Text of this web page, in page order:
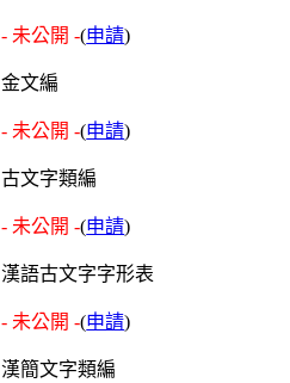
- 未公開 -(申請)
金文編
- 未公開 -(申請)
古文字類編
- 未公開 -(申請)
漢語古文字字形表
- 未公開 -(申請)
漢簡文字類編